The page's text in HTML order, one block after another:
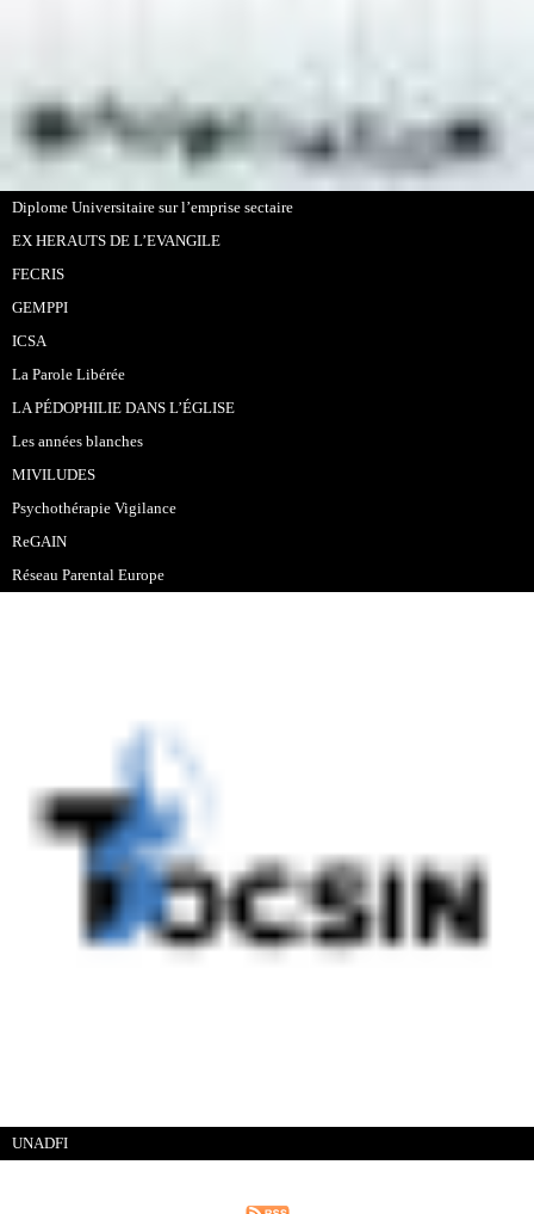
Diplome Universitaire sur l’emprise sectaire
EX HERAUTS DE L’EVANGILE
FECRIS
GEMPPI
ICSA
La Parole Libérée
LA PÉDOPHILIE DANS L’ÉGLISE
Les années blanches
MIVILUDES
Psychothérapie Vigilance
ReGAIN
Réseau Parental Europe
UNADFI